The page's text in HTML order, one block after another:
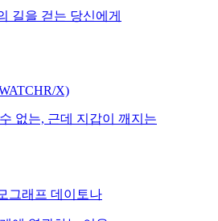
길을 걷는 당신에게
X)
없는, 근데 지갑이 깨지는
그래프 데이토나